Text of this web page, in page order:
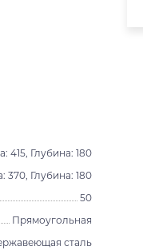
415, Глубина: 180
Глубина: 180
50
Прямоугольная
сталь